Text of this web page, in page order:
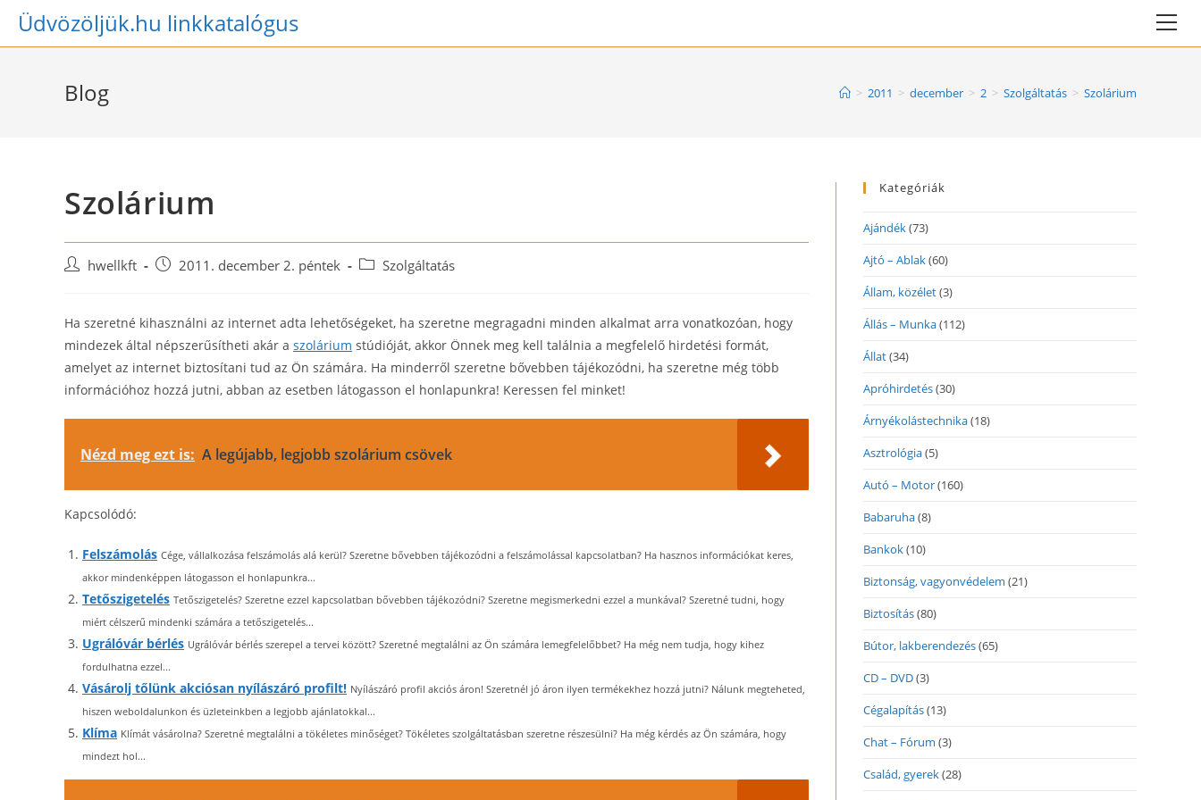
SkipÜdvözöljük.hu linkkatalógus
Blog > 2011 > december > 2 > Szolgáltatás > Szolárium
Szolárium
Post hwellkft
Post 2011. december 2. péntek
PostSzolgáltatás
Ha szeretné kihasználni az internet adta lehetőségeket, ha szeretne megragadni minden alkalmat arra vonatkozóan, hogy
mindezek által népszerűsítheti akár a szolárium stúdióját, akkor Önnek meg kell találnia a megfelelő hirdetési formát,
amelyet az internet biztosítani tud az Ön számára. Ha minderről szeretne bővebben tájékozódni, ha szeretne még több
információhoz hozzá jutni, abban az esetben látogasson el honlapunkra! Keressen fel minket!
Nézd meg ezt is: A legújabb, legjobb szolárium csövek
Kapcsolódó:
Felszámolás Cége, vállalkozása felszámolás alá kerül? Szeretne bővebben tájékozódni a felszámolással kapcsolatban? Ha hasznos információkat keres,
akkor mindenképpen látogasson el honlapunkra...
Tetőszigetelés Tetőszigetelés? Szeretne ezzel kapcsolatban bővebben tájékozódni? Szeretne megismerkedni ezzel a munkával? Szeretné tudni, hogy
miért célszerű mindenki számára a tetőszigetelés...
Ugrálóvár bérlés Ugrálóvár bérlés szerepel a tervei között? Szeretné megtalálni az Ön számára lemegfelelőbbet? Ha még nem tudja, hogy kihez
fordulhatna ezzel...
Vásárolj tőlünk akciósan nyílászáró profilt! Nyílászáró profil akciós áron! Szeretnél jó áron ilyen termékekhez hozzá jutni? Nálunk megteheted,
hiszen weboldalunkon és üzleteinkben a legjobb ajánlatokkal...
Klíma Klímát vásárolna? Szeretné megtalálni a tökéletes minőséget? Tökéletes szolgáltatásban szeretne részesülni? Ha még kérdés az Ön számára, hogy
mindezt hol...
Kategóriák
Ajándék(73)
Ajtó – Ablak(60)
Állam, közélet(3)
Állás – Munka(112)
Állat(34)
Apróhirdetés(30)
Árnyékolástechnika(18)
Asztrológia(5)
Autó – Motor(160)
Babaruha(8)
Bankok(10)
Biztonság, vagyonvédelem (21)
Biztosítás(80)
Bútor, lakberendezés(65)
CD – DVD(3)
Cégalapítás(13)
Chat – Fórum (3)
Család, gyerek(28)